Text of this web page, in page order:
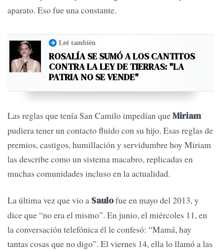
aparato. Eso fue una constante.
Leé también
ROSALÍA SE SUMÓ A LOS CANTITOS
CONTRA LA LEY DE TIERRAS: "LA
PATRIA NO SE VENDE"
Las reglas que tenía San Camilo impedían queMiriam
pudiera tener un contacto fluido con su hijo. Esas reglas de
premios, castigos, humillación y servidumbre hoy Miriam
las describe como un sistema macabro, replicadas en
muchas comunidades incluso en la actualidad.
La última vez que vio a Saulofue en mayo del 2013, y
dice que “no era el mismo”. En junio, el miércoles 11, en
la conversación telefónica él le confesó: “Mamá, hay
tantas cosas que no digo”. El viernes 14, ella lo llamó a las